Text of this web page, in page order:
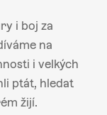
i boj za
na
i velkých
ptát, hledat
žijí.